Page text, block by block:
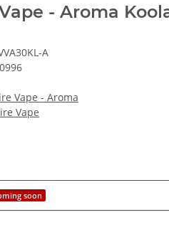
- Aroma
A
Vape - Aroma
Vape
soon